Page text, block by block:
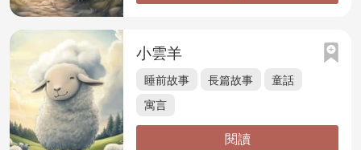
小雲羊
睡前故事 長篇故事
童話
寓言
閱讀